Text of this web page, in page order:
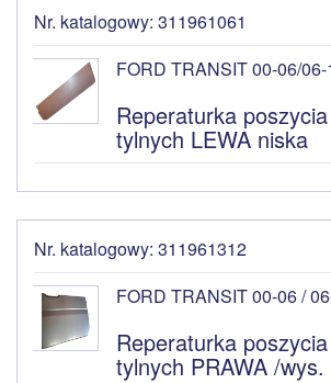
Nr. katalogowy: 311961061
FORD TRANSIT 00-06/06-
Reperaturka
tylnych LEWA niska
Nr. katalogowy: 311961312
FORD TRANSIT 00-06 /
Reperaturka
tylnych PRAWA /